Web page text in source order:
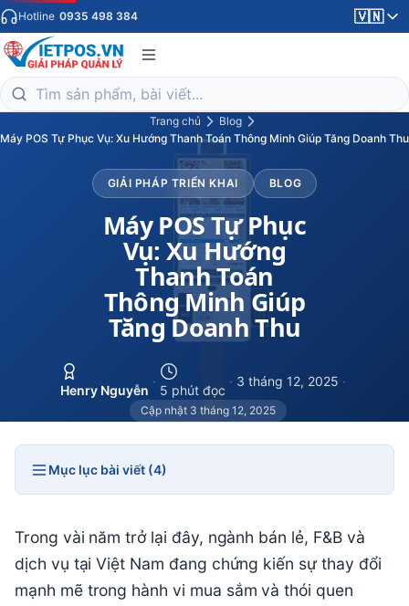
Hotline 0935 498 384 🇻🇳
Trang chủ
Blog
Máy POS Tự Phục Vụ: Xu Hướng Thanh Toán Thông Minh Giúp Tăng Doanh Thu
GIẢI PHÁP TRIỂN KHAI BLOG
Máy POS Tự Phục
Vụ: Xu Hướng
Thanh Toán
Thông Minh Giúp
Tăng Doanh Thu
Henry Nguyễn
·
5 phút đọc
· 3 tháng 12, 2025 ·
Cập nhật 3 tháng 12, 2025
Mục lục bài viết (4)
Trong vài năm trở lại đây, ngành bán lẻ, F&B và
dịch vụ tại Việt Nam đang chứng kiến sự thay đổi
mạnh mẽ trong hành vi mua sắm và thói quen